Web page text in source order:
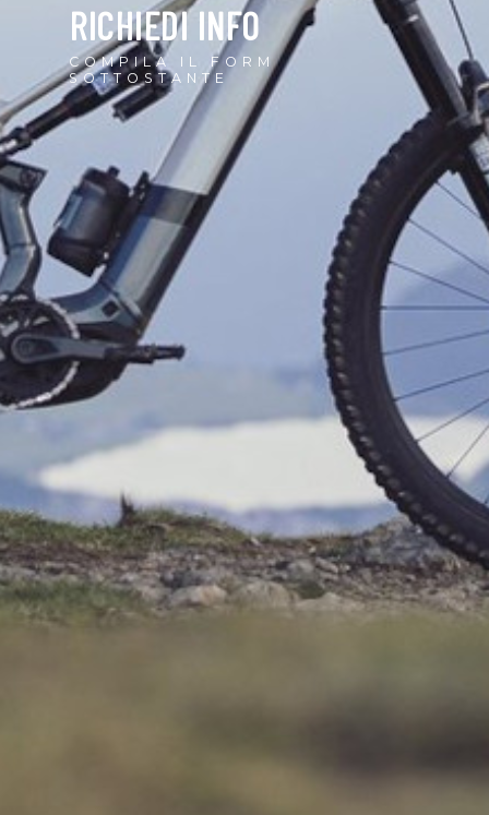
RICHIEDI INFO
COMPILA IL FORM
SOTTOSTANTE